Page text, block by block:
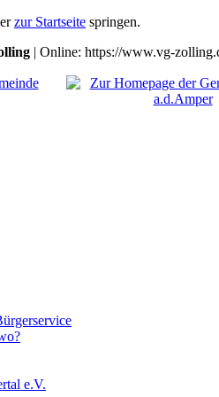
zur Startseite springen.
| Online: https://www.vg-
e.V.